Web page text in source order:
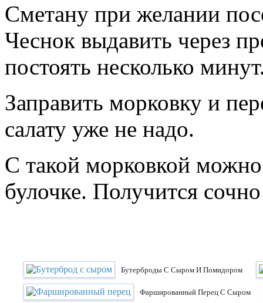
Сметану при желании
Чеснок выдавить через
постоять несколько
Заправить морковку и
салату уже не надо.
С такой морковкой
булочке. Получится
Бутерброды С Сыром И Помидором
Фаршированный Перец С Сыром